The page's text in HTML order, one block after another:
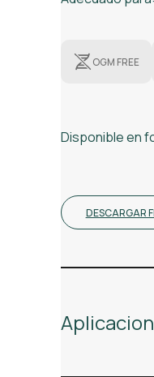
OGM FREE
Disponible en
DESCARGAR